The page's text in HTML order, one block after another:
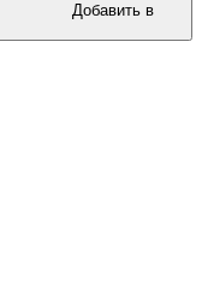
Добавить в